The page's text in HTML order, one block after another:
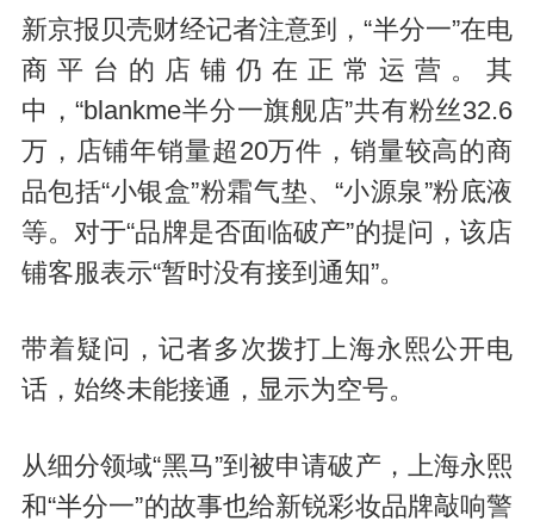
新京报贝壳财经记者注意到，“半分一”在电
商平台的店铺仍在正常运营。其
中，“blankme半分一旗舰店”共有粉丝32.6
万，店铺年销量超20万件，销量较高的商
品包括“小银盒”粉霜气垫、“小源泉”粉底液
等。对于“品牌是否面临破产”的提问，该店
铺客服表示“暂时没有接到通知”。
带着疑问，记者多次拨打上海永熙公开电
话，始终未能接通，显示为空号。
从细分领域“黑马”到被申请破产，上海永熙
和“半分一”的故事也给新锐彩妆品牌敲响警